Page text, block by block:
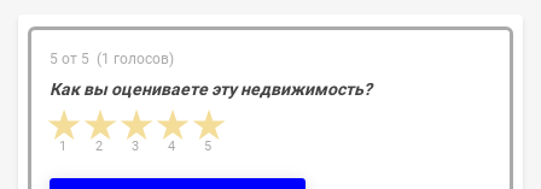
5 от 5 (1 голосов)
Как вы оцениваете эту недвижимость?
4 stars
3 stars
2 stars
1 star 5
4
3
2
1